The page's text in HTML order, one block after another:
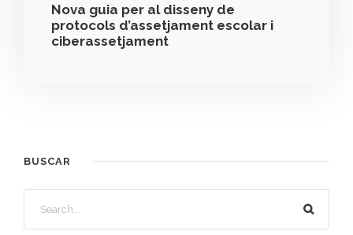
Nova guia per al disseny de
protocols d’assetjament escolar i
ciberassetjament
BUSCAR